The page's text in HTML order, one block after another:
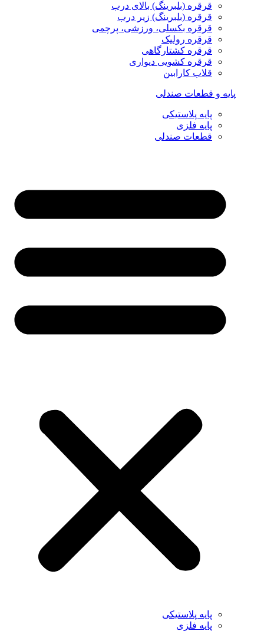
قرقره (بلبرینگ) بالای درب
قرقره (بلبرینگ) زیر درب
قرقره بکسلی، ورزشی، پرچمی
قرقره رولیک
قرقره کشتارگاهی
قرقره کشویی دیواری
قلاب کارابین
پایه و قطعات صندلی
پایه پلاستیکی
پایه فلزی
قطعات صندلی
پایه پلاستیکی
پایه فلزی